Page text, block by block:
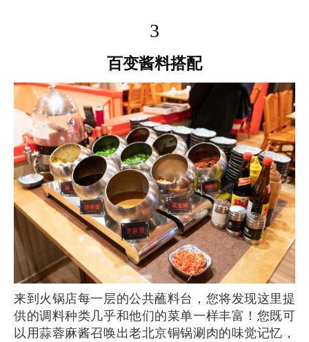
3
百变酱料搭配
来到火锅店每一层的公共蘸料台，您将发现这里提
供的调料种类几乎和他们的菜单一样丰富！您既可
以用蒜蓉麻酱召唤出老北京铜锅涮肉的味觉记忆，